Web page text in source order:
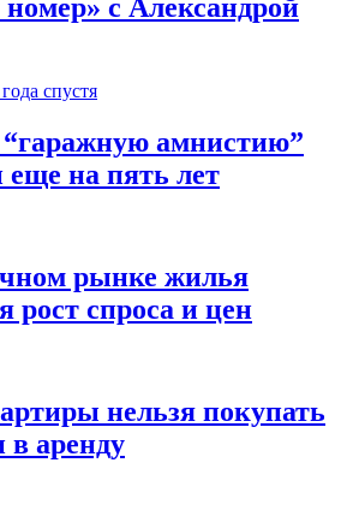
с Александрой
спустя
амнистию”
еще на пять лет
рынке жилья
рост спроса и цен
нельзя покупать
в аренду